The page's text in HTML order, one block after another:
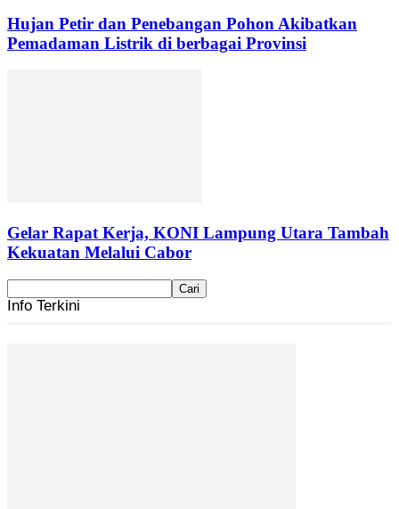
Hujan Petir dan Penebangan Pohon Akibatkan
Pemadaman Listrik di berbagai Provinsi
Gelar Rapat Kerja, KONI Lampung Utara Tambah
Kekuatan Melalui Cabor
Info Terkini